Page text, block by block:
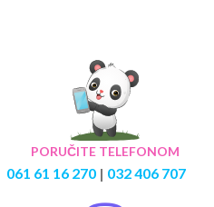
PORUČITE TELEFONOM
061 61 16 270| 032 406 707